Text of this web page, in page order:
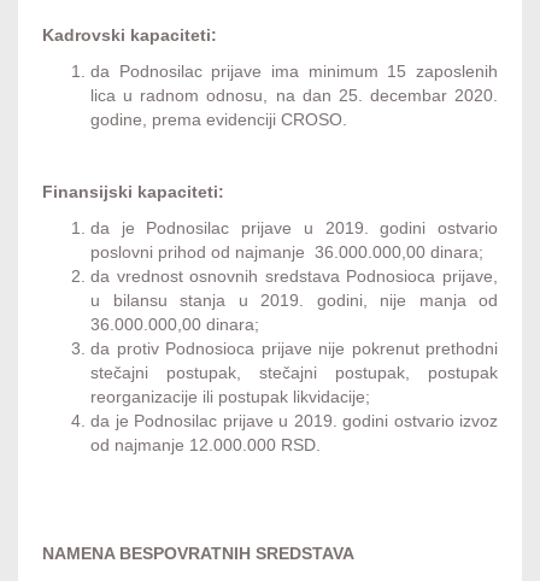
Kadrovski kapaciteti:
da Podnosilac prijave ima minimum 15 zaposlenih
lica u radnom odnosu, na dan 25. decembar 2020.
godine, prema evidenciji CROSO.
Finansijski kapaciteti:
da je Podnosilac prijave u 2019. godini ostvario
poslovni prihod od najmanje 36.000.000,00 dinara;
da vrednost osnovnih sredstava Podnosioca prijave,
u bilansu stanja u 2019. godini, nije manja od
36.000.000,00 dinara;
da protiv Podnosioca prijave nije pokrenut prethodni
stečajni postupak, stečajni postupak, postupak
reorganizacije ili postupak likvidacije;
da je Podnosilac prijave u 2019. godini ostvario izvoz
od najmanje 12.000.000 RSD.
NAMENA BESPOVRATNIH SREDSTAVA